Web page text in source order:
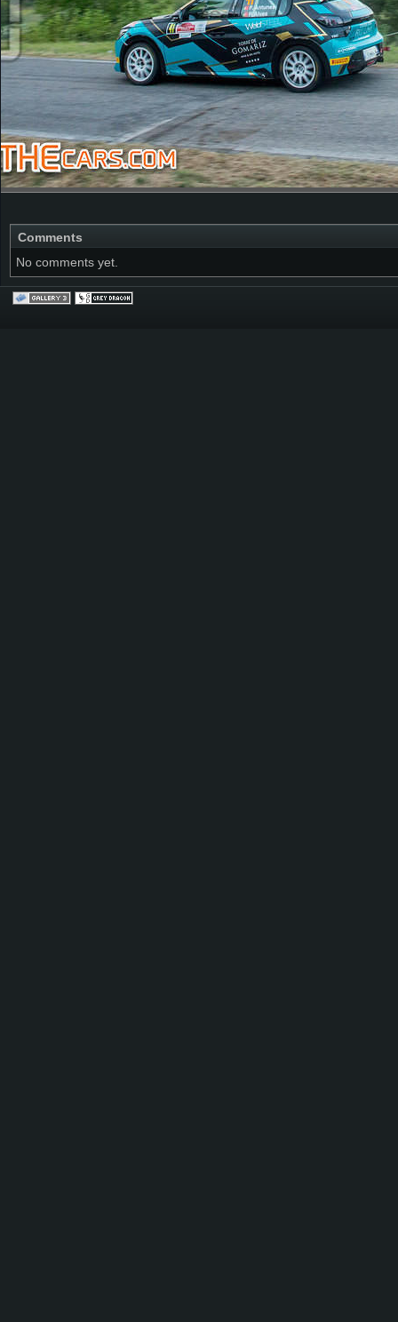
Comments
No comments yet.